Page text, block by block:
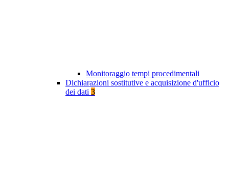
Monitoraggio tempi procedimentali
Dichiarazioni sostitutive e acquisizione d'ufficio
dei dati 3